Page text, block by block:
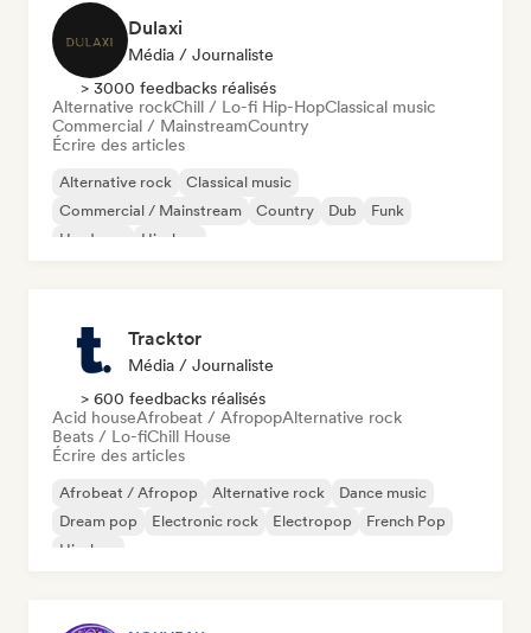
Dulaxi
Média / Journaliste
> 3000 feedbacks réalisés
Alternative rockChill / Lo-fi Hip-HopClassical music
Commercial / MainstreamCountry
Écrire des articles
Alternative rock
Classical music
Commercial / Mainstream
Country Dub
Funk
Hardcore
Hip-hop
Tracktor
Média / Journaliste
> 600 feedbacks réalisés
Acid houseAfrobeat / AfropopAlternative rock
Beats / Lo-fiChill House
Écrire des articles
Afrobeat / Afropop Alternative rock
Dance music
Dream pop
Electronic rock Electropop
French Pop
Hip-hop